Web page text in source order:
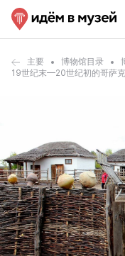
主要 博物馆目录
19世纪末—20世纪初的哥萨